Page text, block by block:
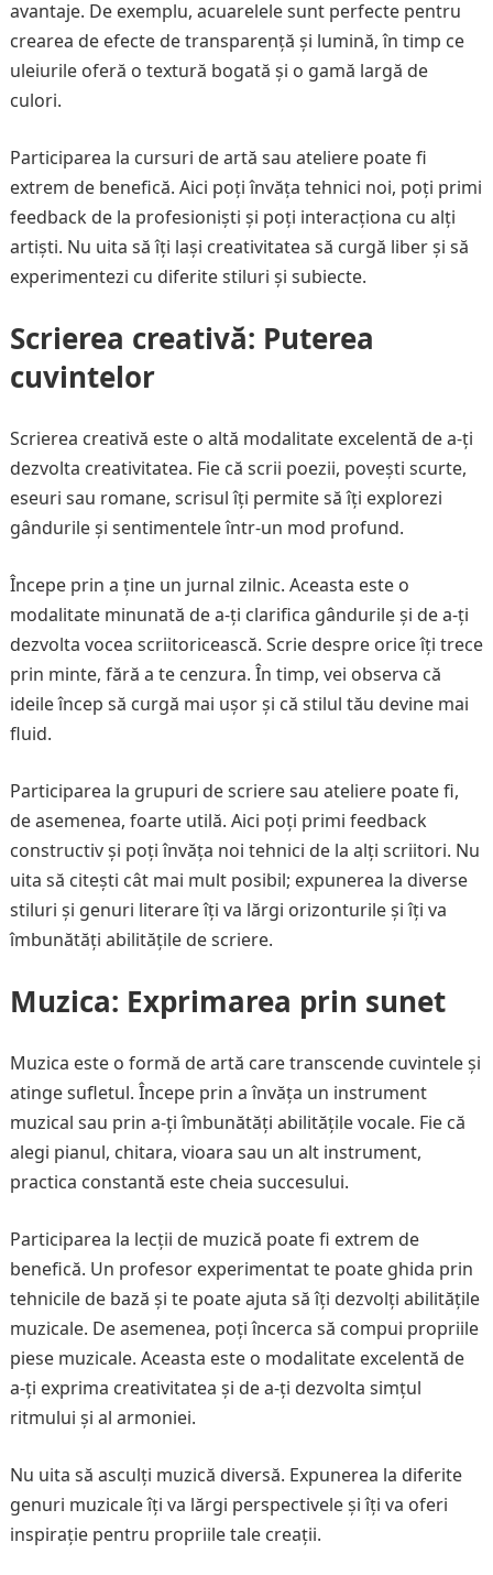
avantaje. De exemplu, acuarelele sunt perfecte pentru
crearea de efecte de transparență și lumină, în timp ce
uleiurile oferă o textură bogată și o gamă largă de
culori.
Participarea la cursuri de artă sau ateliere poate fi
extrem de benefică. Aici poți învăța tehnici noi, poți primi
feedback de la profesioniști și poți interacționa cu alți
artiști. Nu uita să îți lași creativitatea să curgă liber și să
experimentezi cu diferite stiluri și subiecte.
Scrierea creativă: Puterea
cuvintelor
Scrierea creativă este o altă modalitate excelentă de a-ți
dezvolta creativitatea. Fie că scrii poezii, povești scurte,
eseuri sau romane, scrisul îți permite să îți explorezi
gândurile și sentimentele într-un mod profund.
Începe prin a ține un jurnal zilnic. Aceasta este o
modalitate minunată de a-ți clarifica gândurile și de a-ți
dezvolta vocea scriitoricească. Scrie despre orice îți trece
prin minte, fără a te cenzura. În timp, vei observa că
ideile încep să curgă mai ușor și că stilul tău devine mai
fluid.
Participarea la grupuri de scriere sau ateliere poate fi,
de asemenea, foarte utilă. Aici poți primi feedback
constructiv și poți învăța noi tehnici de la alți scriitori. Nu
uita să citești cât mai mult posibil; expunerea la diverse
stiluri și genuri literare îți va lărgi orizonturile și îți va
îmbunătăți abilitățile de scriere.
Muzica: Exprimarea prin sunet
Muzica este o formă de artă care transcende cuvintele și
atinge sufletul. Începe prin a învăța un instrument
muzical sau prin a-ți îmbunătăți abilitățile vocale. Fie că
alegi pianul, chitara, vioara sau un alt instrument,
practica constantă este cheia succesului.
Participarea la lecții de muzică poate fi extrem de
benefică. Un profesor experimentat te poate ghida prin
tehnicile de bază și te poate ajuta să îți dezvolți abilitățile
muzicale. De asemenea, poți încerca să compui propriile
piese muzicale. Aceasta este o modalitate excelentă de
a-ți exprima creativitatea și de a-ți dezvolta simțul
ritmului și al armoniei.
Nu uita să asculți muzică diversă. Expunerea la diferite
genuri muzicale îți va lărgi perspectivele și îți va oferi
inspirație pentru propriile tale creații.